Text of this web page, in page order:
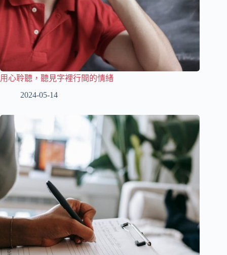
用心聆聽，聽見字裡行間的情緒
2024-05-14